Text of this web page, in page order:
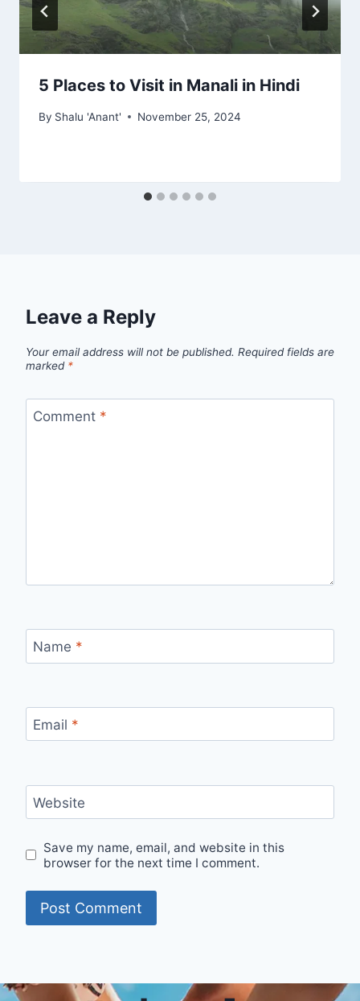
5 Places to Visit in Manali in Hindi
By Shalu 'Anant' November 25, 2024
Leave a Reply
Your email address will not be published. Required fields are
marked *
Comment *
Name *
Email *
Website
Save my name, email, and website in this
browser for the next time I comment.